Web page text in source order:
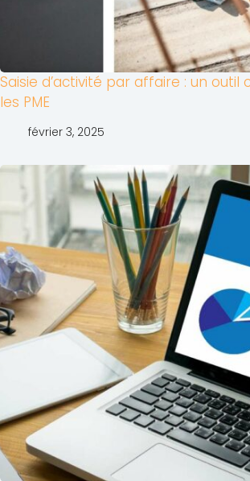
Saisie d’activité par affaire : un outil
les PME
février 3, 2025